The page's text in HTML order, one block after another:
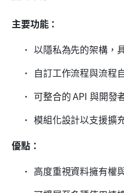
主要功能：
以隱私為先的架構，
自訂工作流程與流程
可整合的 API 與開發
模組化設計以支援擴
優點：
高度重視資料擁有權